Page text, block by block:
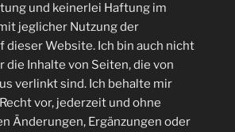
und keinerlei Haftung im
jeglicher Nutzung der
dieser Website. Ich bin auch nicht
Inhalte von Seiten, die von
verlinkt sind. Ich behalte mir
vor, jederzeit und ohne
Änderungen, Ergänzungen oder